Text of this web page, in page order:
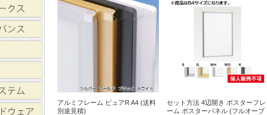
アルミフレーム ピュアR A4 (送料
別途見積)
セット方法 4辺開き ポスターフレ
ーム ポスターパネル (フルオープ